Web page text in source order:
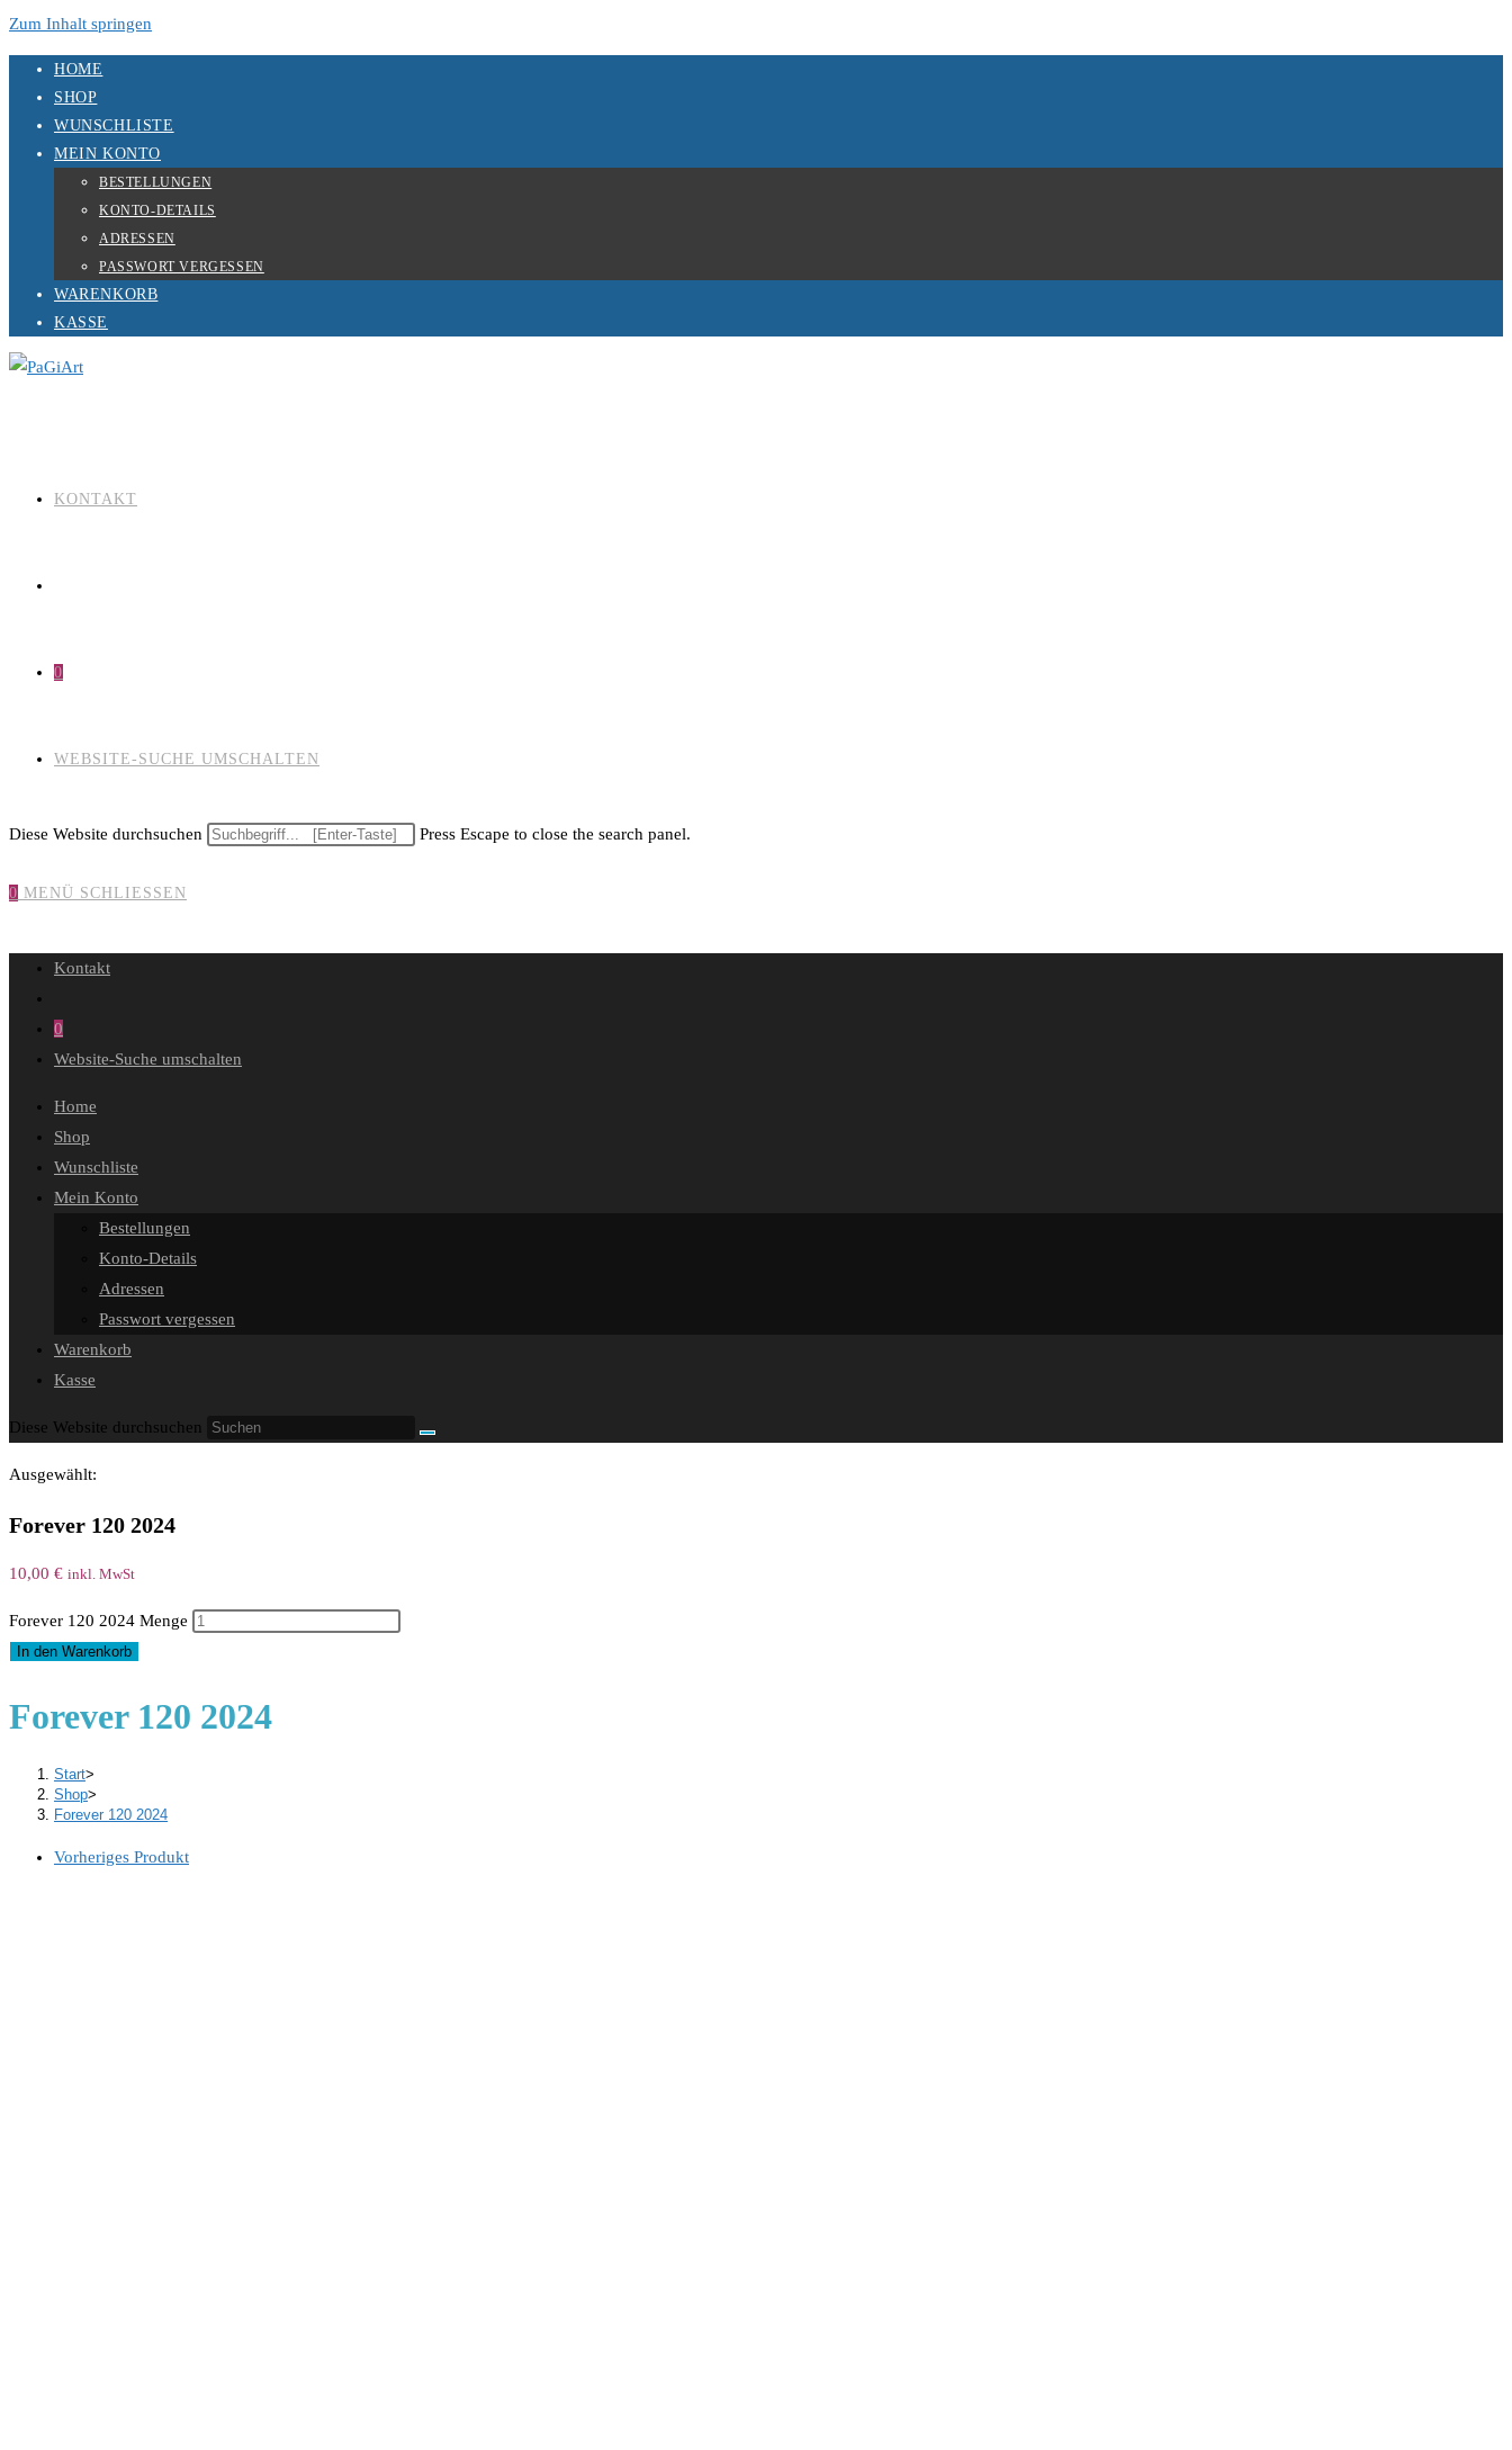
Zum Inhalt springen
HOME
SHOP
WUNSCHLISTE
MEIN KONTO
BESTELLUNGEN
KONTO-DETAILS
ADRESSEN
PASSWORT VERGESSEN
WARENKORB
KASSE
KONTAKT
0
WEBSITE-SUCHE UMSCHALTEN
Diese Website durchsuchen Press Escape to close the search panel.
0 MENÜ SCHLIESSEN
Kontakt
0
Website-Suche umschalten
Home
Shop
Wunschliste
Mein Konto
Bestellungen
Konto-Details
Adressen
Passwort vergessen
Warenkorb
Kasse
Diese Website durchsuchen
Ausgewählt:
Forever 120 2024
10,00 € inkl. MwSt
Forever 120 2024 Menge
In den Warenkorb
Forever 120 2024
Start>
Shop>
Forever 120 2024
Vorheriges Produkt